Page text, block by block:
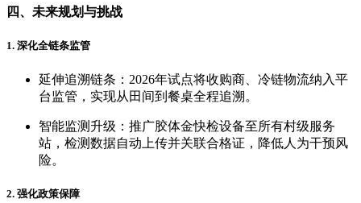
四、未来规划与挑战
1. 深化全链条监管
延伸追溯链条：2026年试点将收购商、冷链物流纳入平
台监管，实现从田间到餐桌全程追溯。
智能监测升级：推广胶体金快检设备至所有村级服务
站，检测数据自动上传并关联合格证，降低人为干预风
险。
2. 强化政策保障